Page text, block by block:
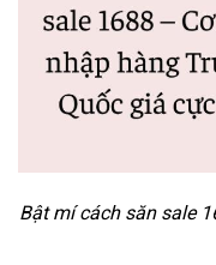
Bật mí cách săn sale